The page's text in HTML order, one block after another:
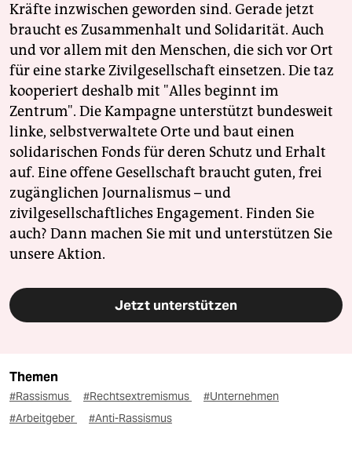
Kräfte inzwischen geworden sind. Gerade jetzt
braucht es Zusammenhalt und Solidarität. Auch
und vor allem mit den Menschen, die sich vor Ort
für eine starke Zivilgesellschaft einsetzen. Die taz
kooperiert deshalb mit "Alles beginnt im
Zentrum". Die Kampagne unterstützt bundesweit
linke, selbstverwaltete Orte und baut einen
solidarischen Fonds für deren Schutz und Erhalt
auf. Eine offene Gesellschaft braucht guten, frei
zugänglichen Journalismus – und
zivilgesellschaftliches Engagement. Finden Sie
auch? Dann machen Sie mit und unterstützen Sie
unsere Aktion.
Jetzt unterstützen
Themen
#Rassismus #Rechtsextremismus
#Unternehmen
#Arbeitgeber
#Anti-Rassismus